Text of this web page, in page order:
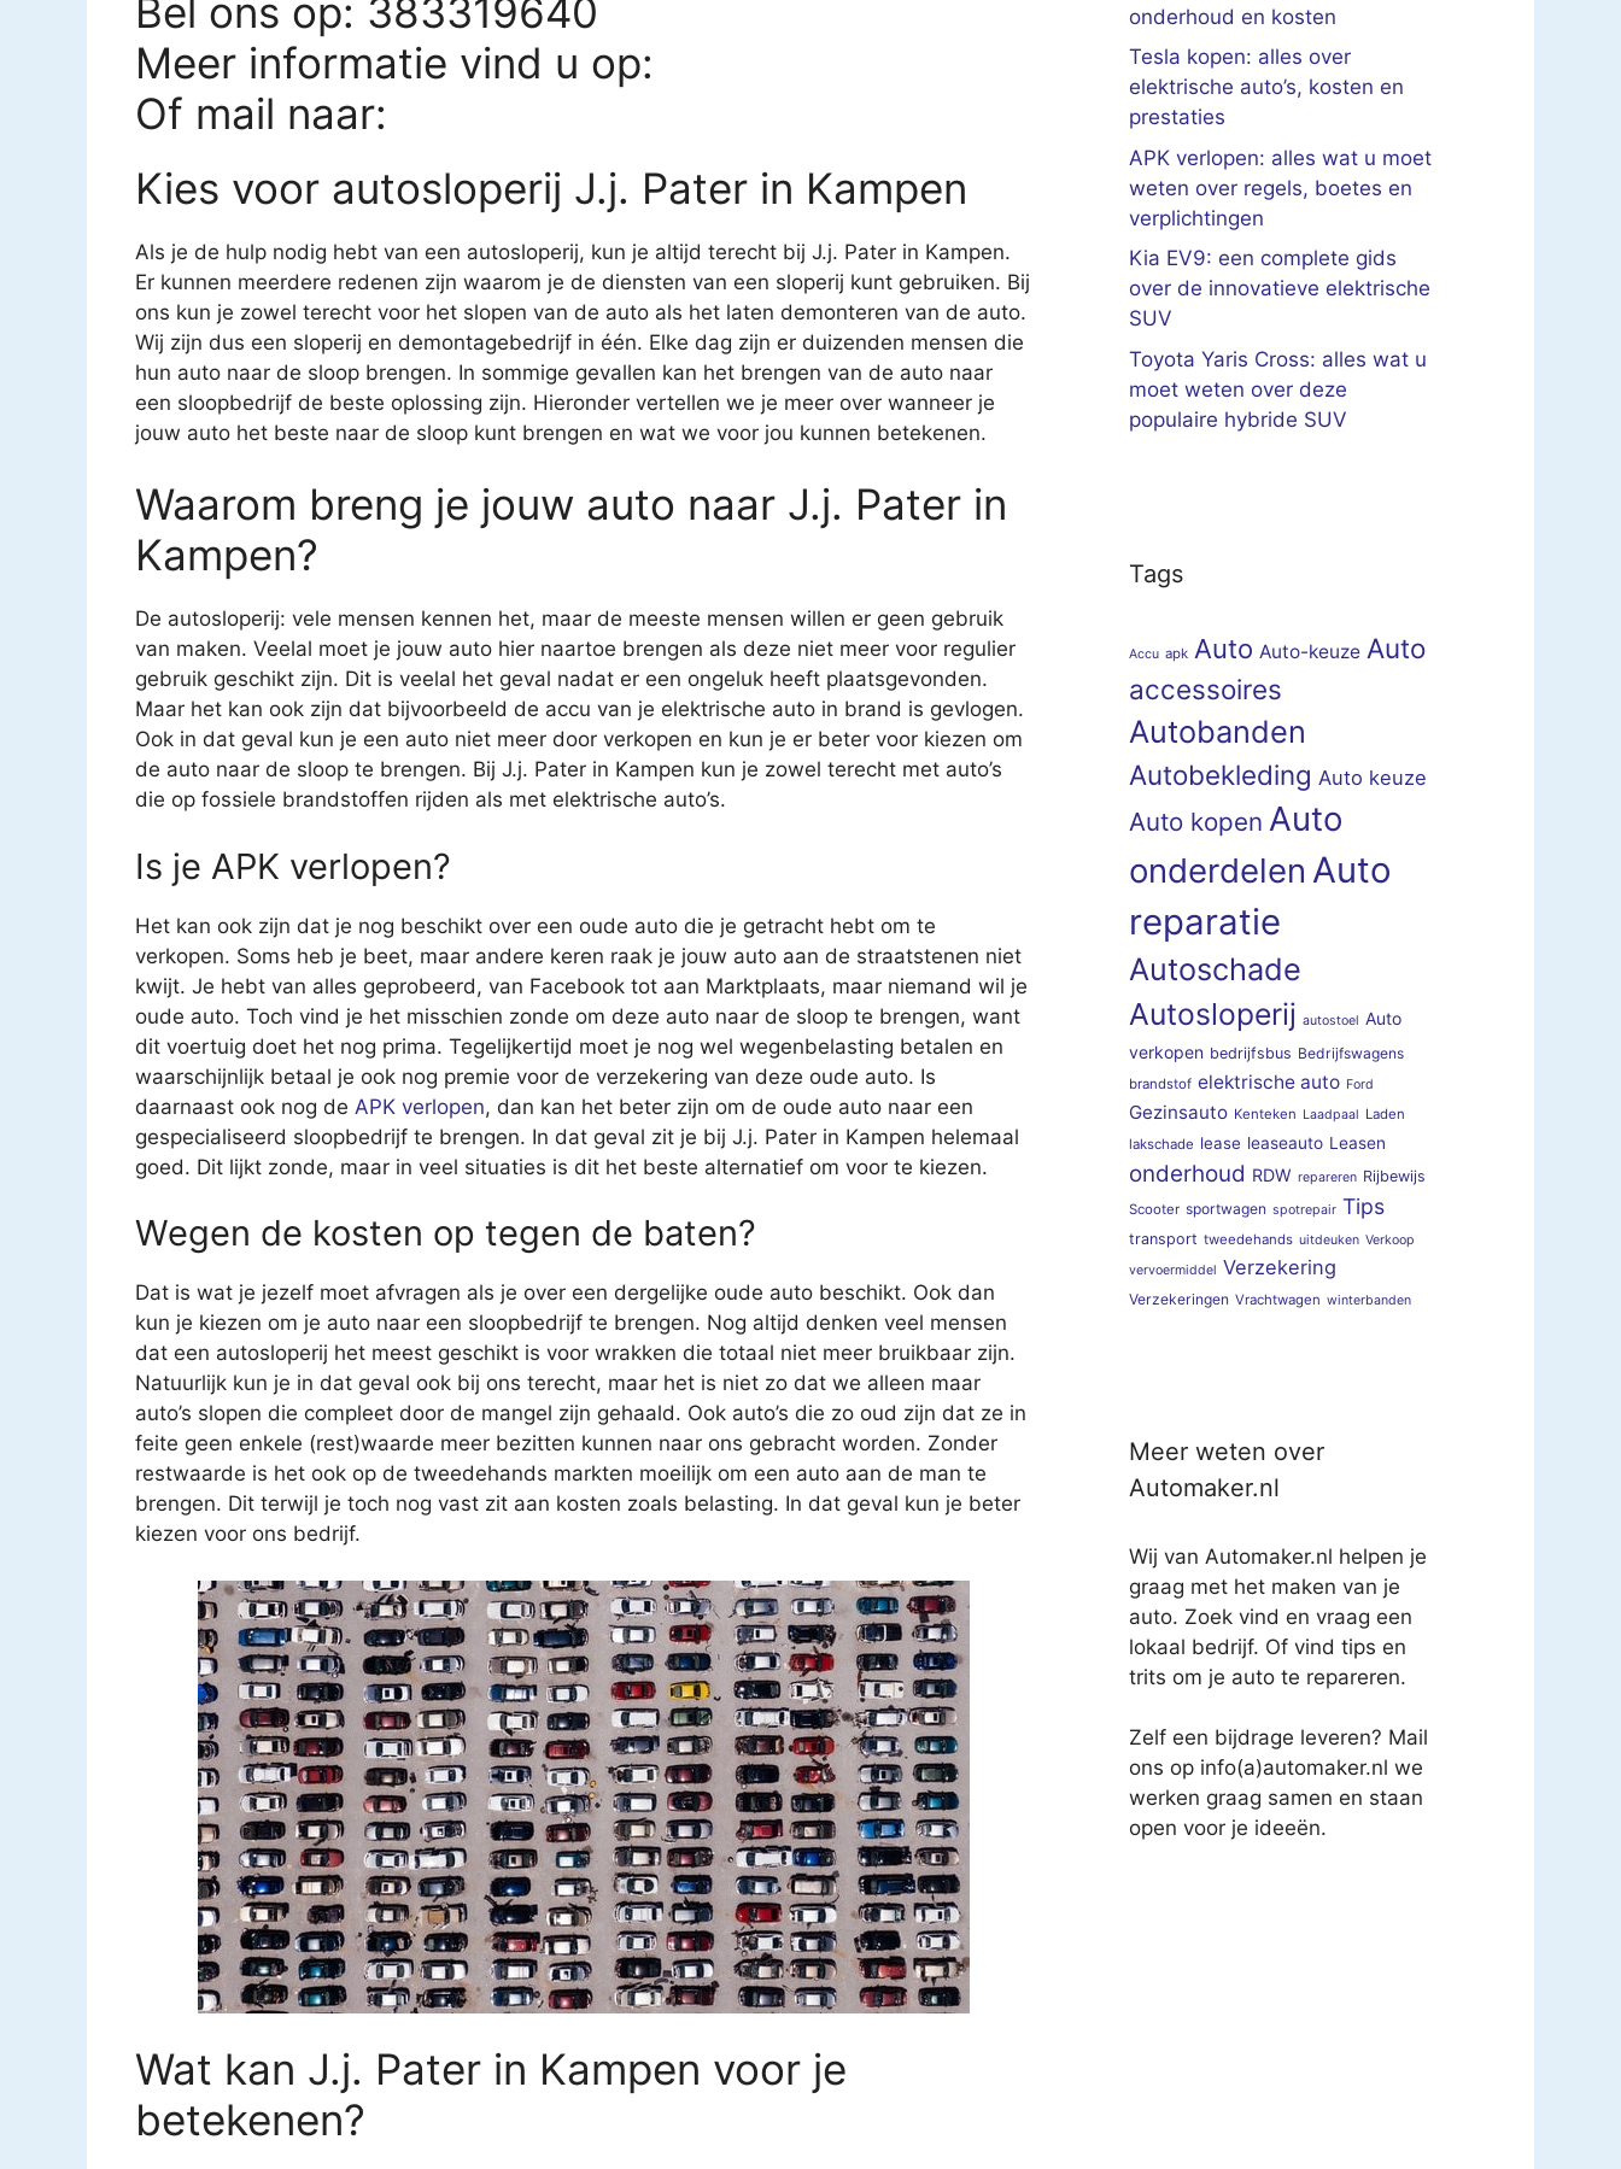
Bel ons op: 383319640
Meer informatie vind u op:
Of mail naar:
Kies voor autosloperij J.j. Pater in Kampen
Als je de hulp nodig hebt van een autosloperij, kun je altijd terecht bij J.j. Pater in Kampen.
Er kunnen meerdere redenen zijn waarom je de diensten van een sloperij kunt gebruiken. Bij
ons kun je zowel terecht voor het slopen van de auto als het laten demonteren van de auto.
Wij zijn dus een sloperij en demontagebedrijf in één. Elke dag zijn er duizenden mensen die
hun auto naar de sloop brengen. In sommige gevallen kan het brengen van de auto naar
een sloopbedrijf de beste oplossing zijn. Hieronder vertellen we je meer over wanneer je
jouw auto het beste naar de sloop kunt brengen en wat we voor jou kunnen betekenen.
Waarom breng je jouw auto naar J.j. Pater in
Kampen?
De autosloperij: vele mensen kennen het, maar de meeste mensen willen er geen gebruik
van maken. Veelal moet je jouw auto hier naartoe brengen als deze niet meer voor regulier
gebruik geschikt zijn. Dit is veelal het geval nadat er een ongeluk heeft plaatsgevonden.
Maar het kan ook zijn dat bijvoorbeeld de accu van je elektrische auto in brand is gevlogen.
Ook in dat geval kun je een auto niet meer door verkopen en kun je er beter voor kiezen om
de auto naar de sloop te brengen. Bij J.j. Pater in Kampen kun je zowel terecht met auto’s
die op fossiele brandstoffen rijden als met elektrische auto’s.
Is je APK verlopen?
Het kan ook zijn dat je nog beschikt over een oude auto die je getracht hebt om te
verkopen. Soms heb je beet, maar andere keren raak je jouw auto aan de straatstenen niet
kwijt. Je hebt van alles geprobeerd, van Facebook tot aan Marktplaats, maar niemand wil je
oude auto. Toch vind je het misschien zonde om deze auto naar de sloop te brengen, want
dit voertuig doet het nog prima. Tegelijkertijd moet je nog wel wegenbelasting betalen en
waarschijnlijk betaal je ook nog premie voor de verzekering van deze oude auto. Is
daarnaast ook nog de APK verlopen, dan kan het beter zijn om de oude auto naar een
gespecialiseerd sloopbedrijf te brengen. In dat geval zit je bij J.j. Pater in Kampen helemaal
goed. Dit lijkt zonde, maar in veel situaties is dit het beste alternatief om voor te kiezen.
Wegen de kosten op tegen de baten?
Dat is wat je jezelf moet afvragen als je over een dergelijke oude auto beschikt. Ook dan
kun je kiezen om je auto naar een sloopbedrijf te brengen. Nog altijd denken veel mensen
dat een autosloperij het meest geschikt is voor wrakken die totaal niet meer bruikbaar zijn.
Natuurlijk kun je in dat geval ook bij ons terecht, maar het is niet zo dat we alleen maar
auto’s slopen die compleet door de mangel zijn gehaald. Ook auto’s die zo oud zijn dat ze in
feite geen enkele (rest)waarde meer bezitten kunnen naar ons gebracht worden. Zonder
restwaarde is het ook op de tweedehands markten moeilijk om een auto aan de man te
brengen. Dit terwijl je toch nog vast zit aan kosten zoals belasting. In dat geval kun je beter
kiezen voor ons bedrijf.
Wat kan J.j. Pater in Kampen voor je
betekenen?
onderhoud en kosten
Tesla kopen: alles over
elektrische auto’s, kosten en
prestaties
APK verlopen: alles wat u moet
weten over regels, boetes en
verplichtingen
Kia EV9: een complete gids
over de innovatieve elektrische
SUV
Toyota Yaris Cross: alles wat u
moet weten over deze
populaire hybride SUV
Tags
Accu apk Auto Auto-keuze Auto
accessoires
Autobanden
Autobekleding Auto keuze
Auto kopen Auto
onderdelen Auto
reparatie
Autoschade
Autosloperij autostoel Auto
verkopen bedrijfsbus Bedrijfswagens
brandstof elektrische auto Ford
Gezinsauto Kenteken Laadpaal Laden
lakschade lease leaseauto Leasen
onderhoud RDW repareren Rijbewijs
Scooter sportwagen spotrepair Tips
transport tweedehands uitdeuken Verkoop
vervoermiddel Verzekering
Verzekeringen Vrachtwagen winterbanden
Meer weten over
Automaker.nl
Wij van Automaker.nl helpen je
graag met het maken van je
auto. Zoek vind en vraag een
lokaal bedrijf. Of vind tips en
trits om je auto te repareren.
Zelf een bijdrage leveren? Mail
ons op info(a)automaker.nl we
werken graag samen en staan
open voor je ideeën.